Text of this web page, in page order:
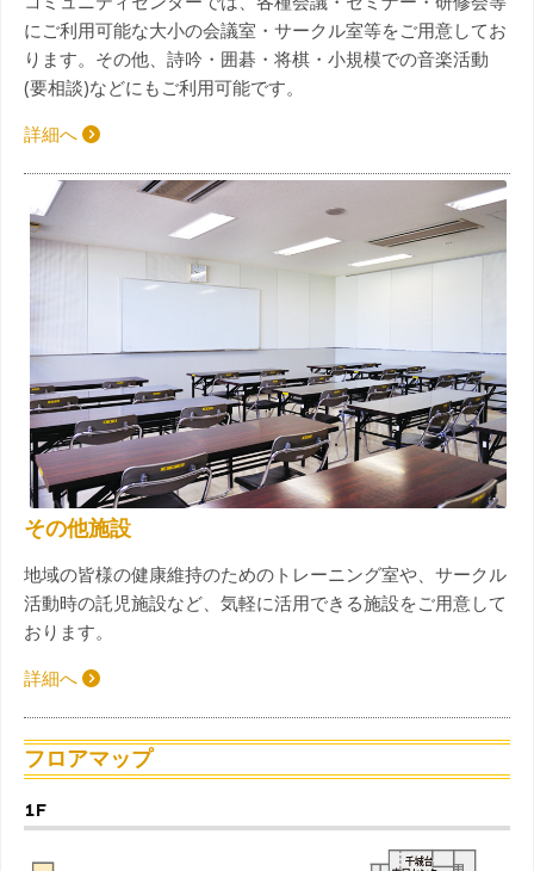
にご利用可能な大小の会議室・サークル室等をご用意してお
ります。その他、詩吟・囲碁・将棋・小規模での音楽活動
(要相談)などにもご利用可能です。
詳細へ
その他施設
地域の皆様の健康維持のためのトレーニング室や、サークル
活動時の託児施設など、気軽に活用できる施設をご用意して
おります。
詳細へ
フロアマップ
1F